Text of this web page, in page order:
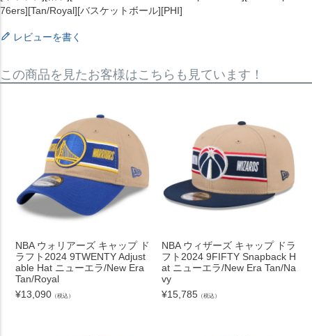
76ers][Tan/Royal][バスケットボール][PHI]
レビューを書く
この商品を見たお客様はこちらも見ています！
NBA ウォリアーズ キャップ ド
ラフト2024 9TWENTY Adjust
able Hat ニューエラ/New Era
Tan/Royal
¥13,090 （税込）
NBA ウィザーズ キャップ ドラ
フト2024 9FIFTY Snapback H
at ニューエラ/New Era Tan/Na
vy
¥15,785 （税込）